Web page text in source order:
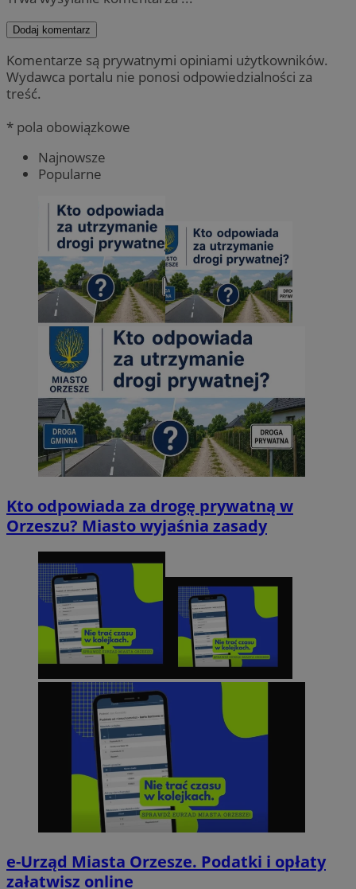
Dodaj komentarz
Komentarze są prywatnymi opiniami użytkowników.
Wydawca portalu nie ponosi odpowiedzialności za
treść.
* pola obowiązkowe
Najnowsze
Popularne
Kto odpowiada za drogę prywatną w
Orzeszu? Miasto wyjaśnia zasady
e-Urząd Miasta Orzesze. Podatki i opłaty
załatwisz online